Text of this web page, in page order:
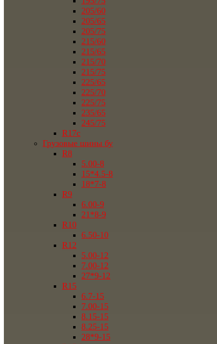
205/60
205/65
205/75
215/60
215/65
215/70
215/75
225/65
225/70
225/75
235/65
245/75
R17c
Грузовые шины бу
R8
5.00-8
15*4.5-8
18*7-8
R9
6.00-9
21*8-9
R10
6.50-10
R12
5.00-12
7.00-12
27*9-12
R15
6.7-15
7.00-15
8.15-15
8.25-15
28*9-15